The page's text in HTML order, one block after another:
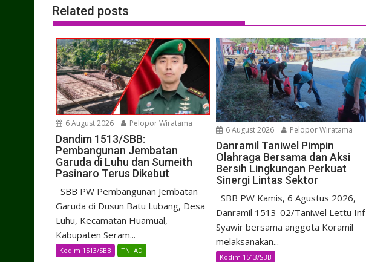
Related posts
6 August 2026 Pelopor Wiratama
Dandim 1513/SBB:
Pembangunan Jembatan
Garuda di Luhu dan Sumeith
Pasinaro Terus Dikebut
SBB PW Pembangunan Jembatan
Garuda di Dusun Batu Lubang, Desa
Luhu, Kecamatan Huamual,
Kabupaten Seram...
Kodim 1513/SBB TNI AD
6 August 2026 Pelopor Wiratama
Danramil Taniwel Pimpin
Olahraga Bersama dan Aksi
Bersih Lingkungan Perkuat
Sinergi Lintas Sektor
SBB PW Kamis, 6 Agustus 2026,
Danramil 1513-02/Taniwel Lettu Inf
Syawir bersama anggota Koramil
melaksanakan...
Kodim 1513/SBB